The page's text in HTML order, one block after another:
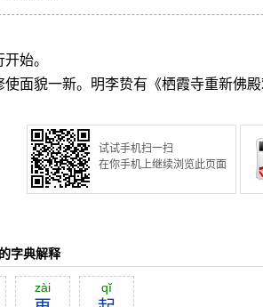
始。
使面貌一新。明李贽有《栖霞寺重新佛
试试手机扫一扫
在你手机上继续浏览此页面
字典解释
zài qĭ